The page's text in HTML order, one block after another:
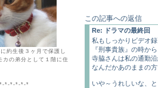
約生後３ヶ月で保護し
カの弟分として１階に住
*-*-*-*-*
この記事への返信
Re: ドラマの最終回
私もしっかりビデオ
『刑事貴族』の時か
寺脇さんは私の通勤
なんだかあのままの
いや～うれしいな、